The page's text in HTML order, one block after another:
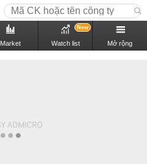
Market Watch list
New
Mở rộng